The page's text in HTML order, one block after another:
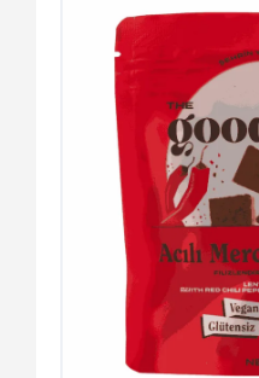
Kozmetik
Paket Servis Ürünleri